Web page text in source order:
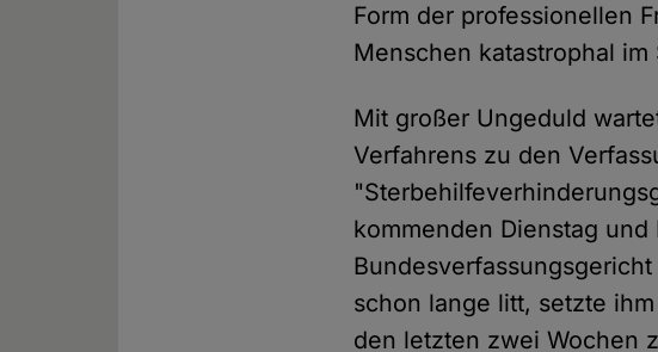
Form der professionellen
Menschen katastrophal
Mit großer Ungeduld
Verfahrens zu den
kommenden Dienstag
schon lange litt, setzte
den letzten zwei Wochen